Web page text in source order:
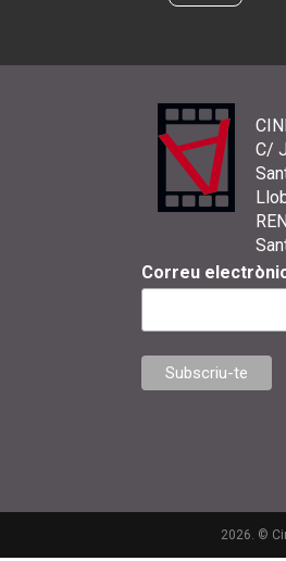
C/
Correu
2026. ©